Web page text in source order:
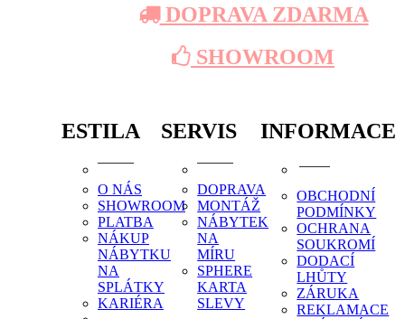
DOPRAVA ZDARMA
SHOWROOM
ESTILA
O NÁS
SHOWROOM
PLATBA
NÁKUP
NÁBYTKU
NA
SPLÁTKY
KARIÉRA
SERVIS
DOPRAVA
MONTÁŽ
NÁBYTEK
NA
MÍRU
SPHERE
KARTA
SLEVY
INFORMACE
OBCHODNÍ
PODMÍNKY
OCHRANA
SOUKROMÍ
DODACÍ
LHŮTY
ZÁRUKA
REKLAMACE